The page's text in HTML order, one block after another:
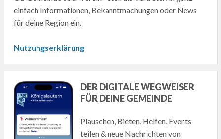
einfach Informationen, Bekanntmachungen oder News
für deine Region ein.
Nutzungserklärung
DER DIGITALE WEGWEISER
FÜR DEINE GEMEINDE
Plauschen, Bieten, Helfen, Events
teilen & neue Nachrichten von